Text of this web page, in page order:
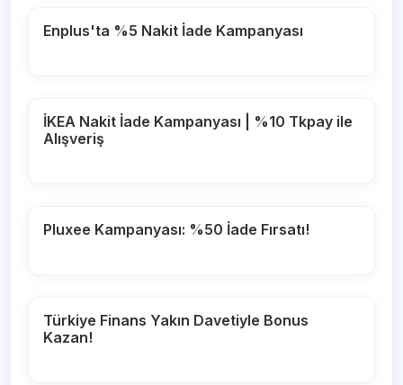
Enplus'ta %5 Nakit İade Kampanyası
İKEA Nakit İade Kampanyası | %10 Tkpay ile
Alışveriş
Pluxee Kampanyası: %50 İade Fırsatı!
Türkiye Finans Yakın Davetiyle Bonus
Kazan!